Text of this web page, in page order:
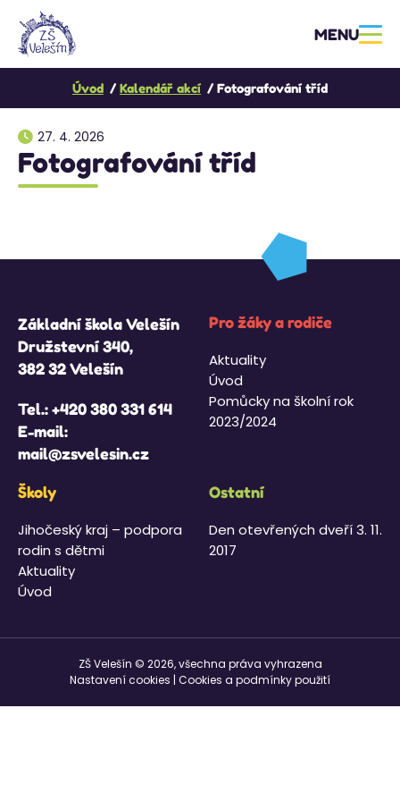
MENU
Úvod Kalendář akcí Fotografování tříd
27. 4. 2026
Fotografování tříd
Základní škola Velešín
Družstevní 340,
382 32 Velešín
Tel.:+420 380 331 614
E-mail:
mail@zsvelesin.cz
Pro žáky a rodiče
Aktuality
Úvod
Pomůcky na školní rok
2023/2024
Školy
Jihočeský kraj – podpora
rodin s dětmi
Aktuality
Úvod
Ostatní
Den otevřených dveří 3. 11.
2017
ZŠ Velešín © 2026, všechna práva vyhrazena
Nastavení cookies Cookies a podmínky použití